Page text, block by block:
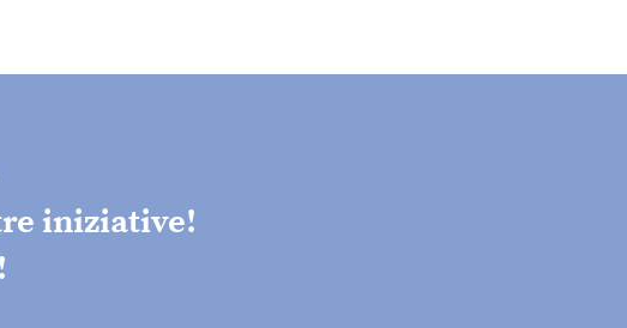
iniziative!